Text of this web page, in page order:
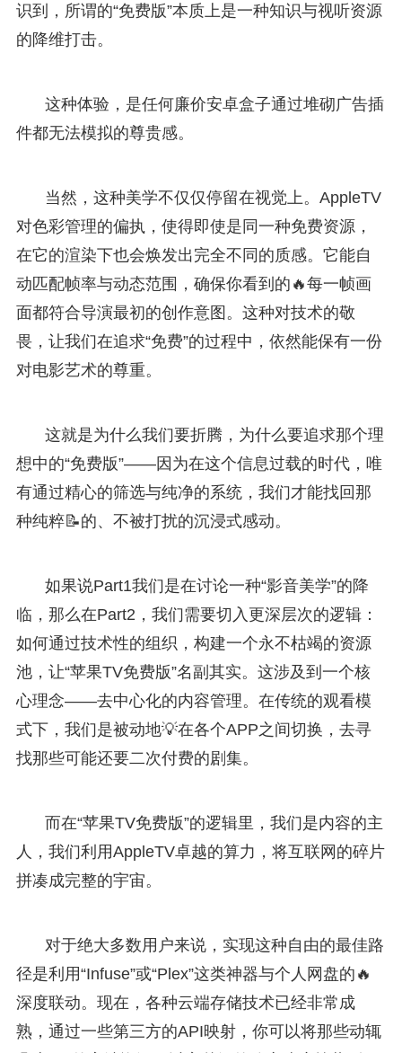
识到，所谓的“免费版”本质上是一种知识与视听资源
的降维打击。
这种体验，是任何廉价安卓盒子通过堆砌广告插
件都无法模拟的尊贵感。
当然，这种美学不仅仅停留在视觉上。AppleTV
对色彩管理的偏执，使得即使是同一种免费资源，
在它的渲染下也会焕发出完全不同的质感。它能自
动匹配帧率与动态范围，确保你看到的🔥每一帧画
面都符合导演最初的创作意图。这种对技术的敬
畏，让我们在追求“免费”的过程中，依然能保有一份
对电影艺术的尊重。
这就是为什么我们要折腾，为什么要追求那个理
想中的“免费版”——因为在这个信息过载的时代，唯
有通过精心的筛选与纯净的系统，我们才能找回那
种纯粹📝的、不被打扰的沉浸式感动。
如果说Part1我们是在讨论一种“影音美学”的降
临，那么在Part2，我们需要切入更深层次的逻辑：
如何通过技术性的组织，构建一个永不枯竭的资源
池，让“苹果TV免费版”名副其实。这涉及到一个核
心理念——去中心化的内容管理。在传统的观看模
式下，我们是被动地💡在各个APP之间切换，去寻
找那些可能还要二次付费的剧集。
而在“苹果TV免费版”的逻辑里，我们是内容的主
人，我们利用AppleTV卓越的算力，将互联网的碎片
拼凑成完整的宇宙。
对于绝大多数用户来说，实现这种自由的最佳路
径是利用“Infuse”或“Plex”这类神器与个人网盘的🔥
深度联动。现在，各种云端存储技术已经非常成
熟，通过一些第三方的API映射，你可以将那些动辄